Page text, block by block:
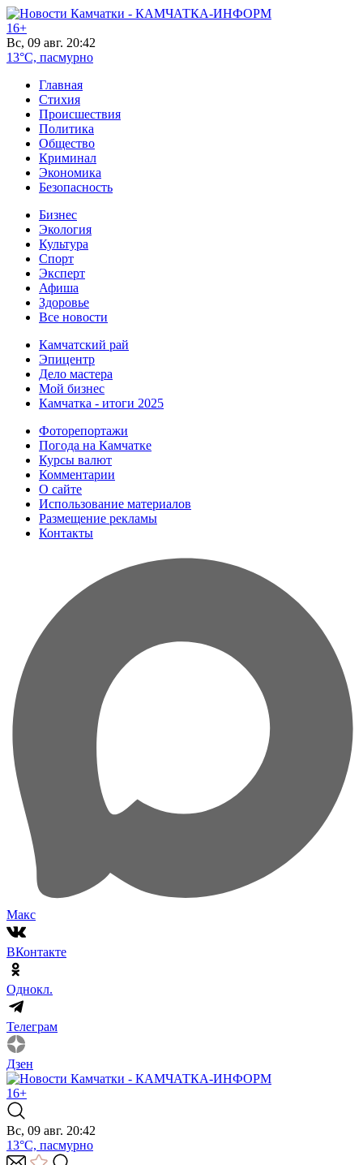
16+
Вс, 09 авг. 20:42
13°C, пасмурно
Главная
Стихия
Происшествия
Политика
Общество
Криминал
Экономика
Безопасность
Бизнес
Экология
Культура
Спорт
Эксперт
Афиша
Здоровье
Все новости
Камчатский рай
Эпицентр
Дело мастера
Мой бизнес
Камчатка - итоги 2025
Фоторепортажи
Погода на Камчатке
Курсы валют
Комментарии
О сайте
Использование материалов
Размещение рекламы
Контакты
Макс
ВКонтакте
Однокл.
Телеграм
Дзен
16+
Вс, 09 авг. 20:42
13°C, пасмурно